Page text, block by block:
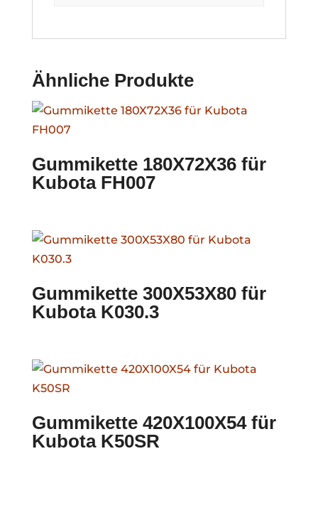
Ähnliche Produkte
Gummikette 180X72X36 für
Kubota FH007
Gummikette 300X53X80 für
Kubota K030.3
Gummikette 420X100X54 für
Kubota K50SR